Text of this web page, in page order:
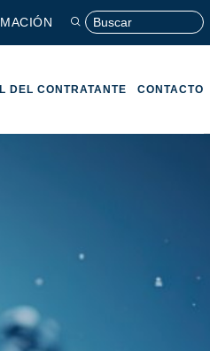
DEL CONTRATANTE CONTACTO